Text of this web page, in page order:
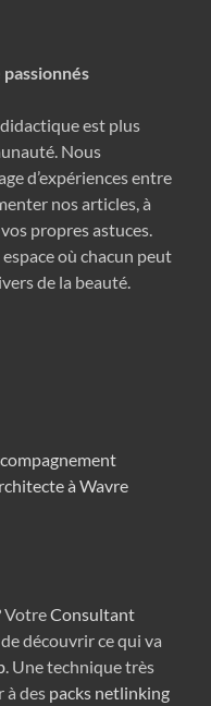
est plus
Nous
d’expériences entre
nos articles, à
propres astuces.
où chacun peut
de la beauté.
à Wavre
VotreConsultant
découvrir ce qui va
. Une technique très
à des packs netlinking